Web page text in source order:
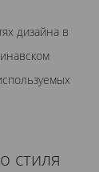
дизайна в
стиля